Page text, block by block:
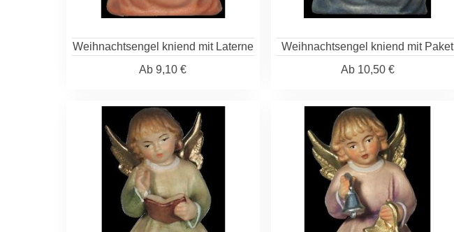
Weihnachtsengel kniend mit Laterne
Ab 9,10 €
Weihnachtsengel kniend mit Paket
Ab10,50 €